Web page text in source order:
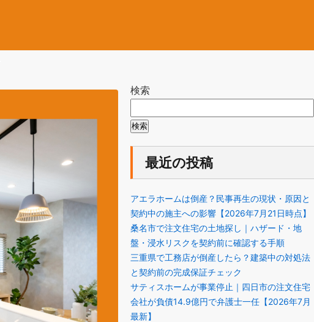
検索
検索
最近の投稿
アエラホームは倒産？民事再生の現状・原因と
契約中の施主への影響【2026年7月21日時点】
桑名市で注文住宅の土地探し｜ハザード・地
盤・浸水リスクを契約前に確認する手順
三重県で工務店が倒産したら？建築中の対処法
と契約前の完成保証チェック
サティスホームが事業停止｜四日市の注文住宅
会社が負債14.9億円で弁護士一任【2026年7月
最新】